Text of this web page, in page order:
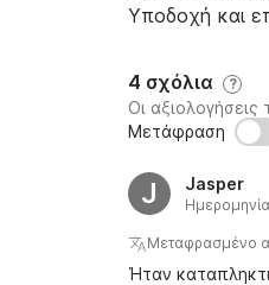
Υποδοχή και
4 σχόλια ?
Οι
Μετάφραση
J Jasper
Μεταφρασμένο
Ήταν